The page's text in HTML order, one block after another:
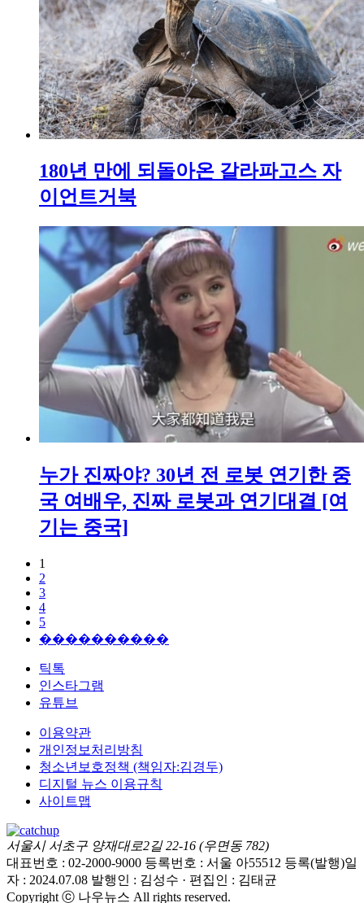
180년 만에 되돌아온 갈라파고스 자
이언트거북
누가 진짜야? 30년 전 로봇 연기한 중
국 여배우, 진짜 로봇과 연기대결 [여
기는 중국]
1
2
3
4
5
����������
틱톡
인스타그램
유튜브
이용약관
개인정보처리방침
청소년보호정책 (책임자:김경두)
디지털 뉴스 이용규칙
사이트맵
서울시 서초구 양재대로2길 22-16 (우면동 782)
대표번호 : 02-2000-9000 등록번호 : 서울 아55512 등록(발행)일
자 : 2024.07.08 발행인 : 김성수 · 편집인 : 김태균
Copyright ⓒ 나우뉴스 All rights reserved.